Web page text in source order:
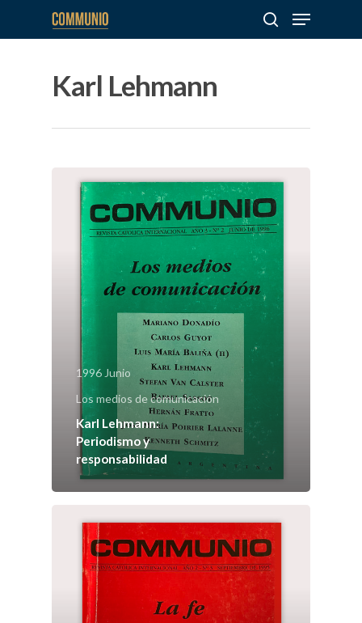
Karl Lehmann
1996 Junio
Los medios de comunicación
Karl Lehmann:
Periodismo y
responsabilidad
Sobre
COMMUNIO
Quiénes
Número
Números
Anteriores
Contacto
Suscripción
Pagar